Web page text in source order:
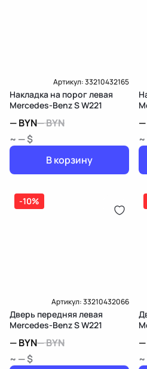
Артикул:33210432165
Накладка на порог левая
Mercedes-Benz S W221
—BYN—BYN
~ — $
В корзину
—
-10%
Артикул:33210432066
Дверь передняя левая
Mercedes-Benz S W221
—BYN—BYN
~ — $
—